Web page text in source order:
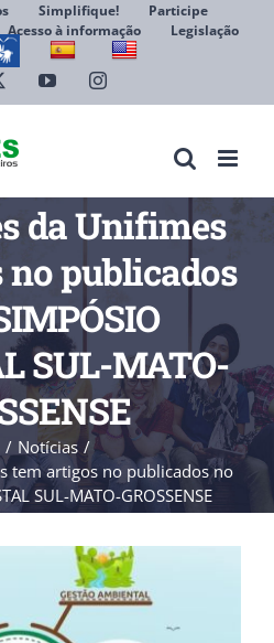
Simplifique!
Participe
Acesso à informação
Legislação
YouTubeInstagram
da Unifimes
publicados
SUL-MATO-
Notícias
tem artigos no publicados no
SUL-MATO-GROSSENSE